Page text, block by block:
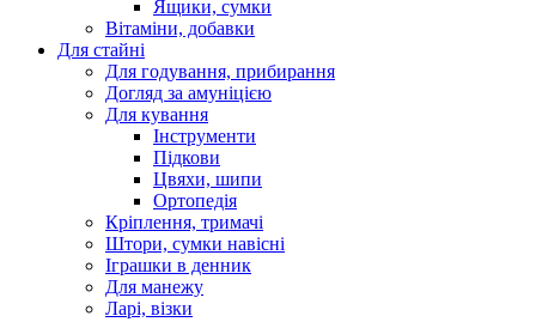
Ящики, сумки
Вітаміни, добавки
Для стайні
Для годування, прибирання
Догляд за амуніцією
Для кування
Інструменти
Підкови
Цвяхи, шипи
Ортопедія
Кріплення, тримачі
Штори, сумки навісні
Іграшки в денник
Для манежу
Ларі, візки